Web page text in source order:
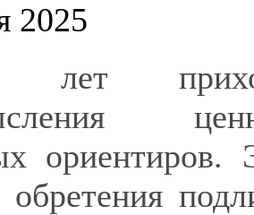
2025
ориентиров.
обретения